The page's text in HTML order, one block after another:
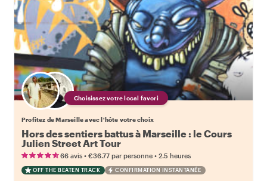
Choisissez votre local favori
Profitez de Marseille avec l'hôte votre choix
Hors des sentiers battus à Marseille : le Cours
Julien Street Art Tour
66 avis • €36.77 par personne • 2.5 heures
OFF THE BEATEN TRACK CONFIRMATION INSTANTANÉE